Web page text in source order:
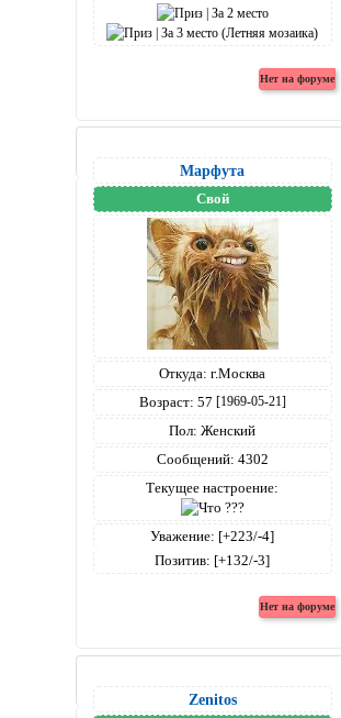
Марфута
Свой
Откуда: г.Москва
Возраст: 57 [1969-05-21]
Пол: Женский
Сообщений: 4302
Текущее настроение:
Уважение: [+223/-4]
Позитив: [+132/-3]
Zenitos